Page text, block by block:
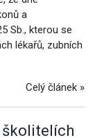
a
Sb., kterou se
lékařů, zubních
Celý článek »
školitelích